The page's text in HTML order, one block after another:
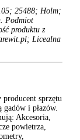
25488; Holm;
Podmiot
produktu z
Licealna
producent sprzętu
gadów i płazów.
Akcesoria,
powietrza,